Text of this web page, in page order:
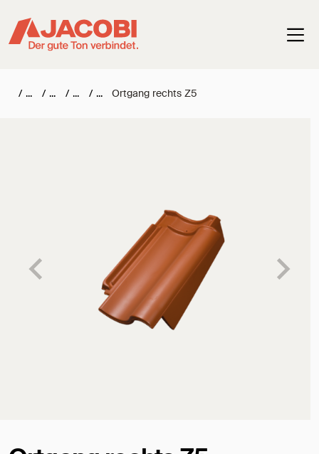
/ / / / Ortgang rechts Z5